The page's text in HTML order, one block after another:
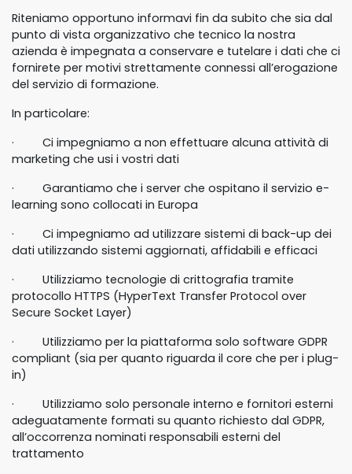
Riteniamo opportuno informavi fin da subito che sia dal
punto di vista organizzativo che tecnico la nostra
azienda è impegnata a conservare e tutelare i dati che ci
fornirete per motivi strettamente connessi all’erogazione
del servizio di formazione.
In particolare:
· Ci impegniamo a non effettuare alcuna attività di
marketing che usi i vostri dati
· Garantiamo che i server che ospitano il servizio e-
learning sono collocati in Europa
· Ci impegniamo ad utilizzare sistemi di back-up dei
dati utilizzando sistemi aggiornati, affidabili e efficaci
· Utilizziamo tecnologie di crittografia tramite
protocollo HTTPS (HyperText Transfer Protocol over
Secure Socket Layer)
· Utilizziamo per la piattaforma solo software GDPR
compliant (sia per quanto riguarda il core che per i plug-
in)
· Utilizziamo solo personale interno e fornitori esterni
adeguatamente formati su quanto richiesto dal GDPR,
all’occorrenza nominati responsabili esterni del
trattamento